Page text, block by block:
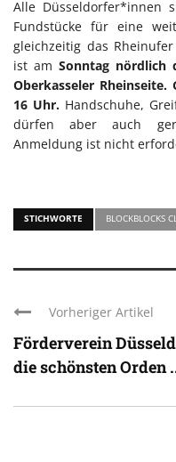
Alle Düsseldorfer*innen
Fundstücke für eine
gleichzeitig das
ist am Sonntag nördlich
Oberkasseler
16 Uhr. Handschuhe,
dürfen aber auch
Anmeldung ist nicht
STICHWORTE BLOCKBLOCKS
Vorheriger Artikel
Förderverein
die schönsten Orden